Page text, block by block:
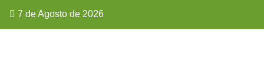
7 de Agosto de 2026